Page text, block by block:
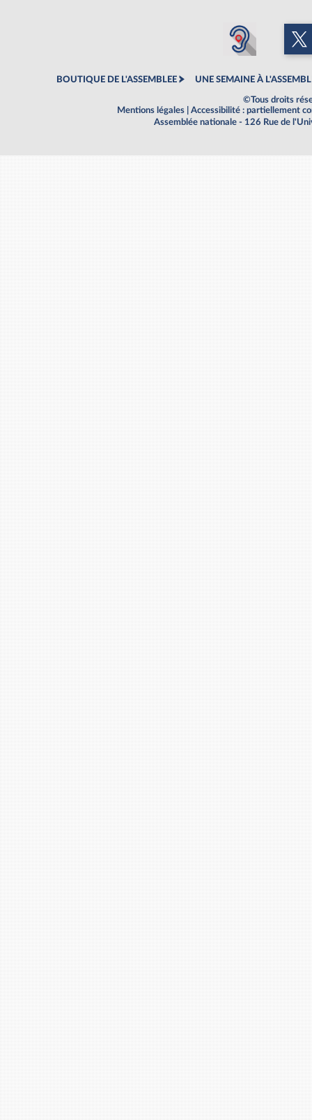
BOUTIQUE DE L'ASSEMBLEE UNE SEMAINE À
©Tous droits
Mentions légales
Accessibilité : partiellement
Assemblée nationale - 126 Rue de